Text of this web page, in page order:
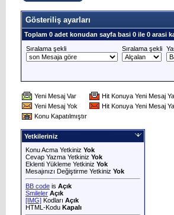
Gösteriliş ayarları
Toplam 0 adet konudan sayfa basi 0 ile 0 arasi
Sıralama şekli
Sıralama şekli
Yeni Mesaj Var
Hit Konuya Yeni Mesaj
Yeni Mesaj Yok
Hit Konuya Yeni Mesaj
Konu Kapatılmıştır
Yetkileriniz
Konu Acma Yetkiniz Yok
Cevap Yazma Yetkiniz Yok
Eklenti Yükleme Yetkiniz Yok
Mesajınızı Değiştirme Yetkiniz Yok
BB code is Açık
Smileler Açık
[IMG] Kodları Açık
HTML-Kodu Kapalı